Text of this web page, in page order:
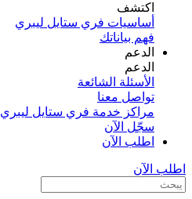
اكتشف​
أساسيات فري ستايل ليبري
فهم بياناتك
الدعم
الدعم
الأسئلة الشائعة
تواصل معنا
مراكز خدمة فري ستايل ليبري
سجّل الآن​
اطلب الآن
اطلب الآن